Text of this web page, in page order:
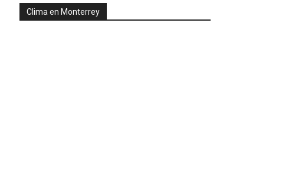
Clima en Monterrey